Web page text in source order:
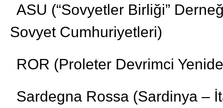
ASU (“Sovyetler Birliği”
Sovyet Cumhuriyetleri)
ROR (Proleter Devrimci
Sardegna Rossa (Sardinya –